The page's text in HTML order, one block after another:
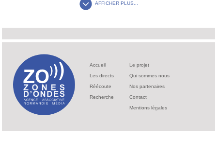
AFFICHER PLUS...
Accueil
Les directs
Réécoute
Recherche
Le projet
Qui sommes nous
Nos partenaires
Contact
Mentions légales